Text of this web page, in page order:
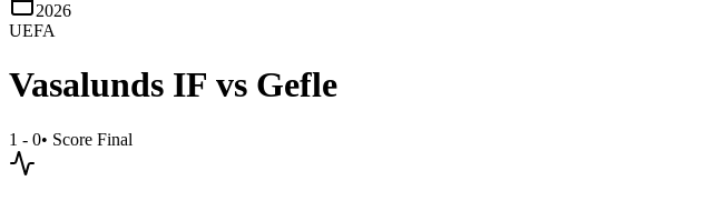
2026
UEFA
Vasalunds IF vs Gefle
1 - 0• Score Final